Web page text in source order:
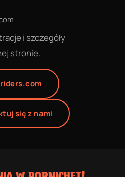
i szczegóły
stronie.
się z nami